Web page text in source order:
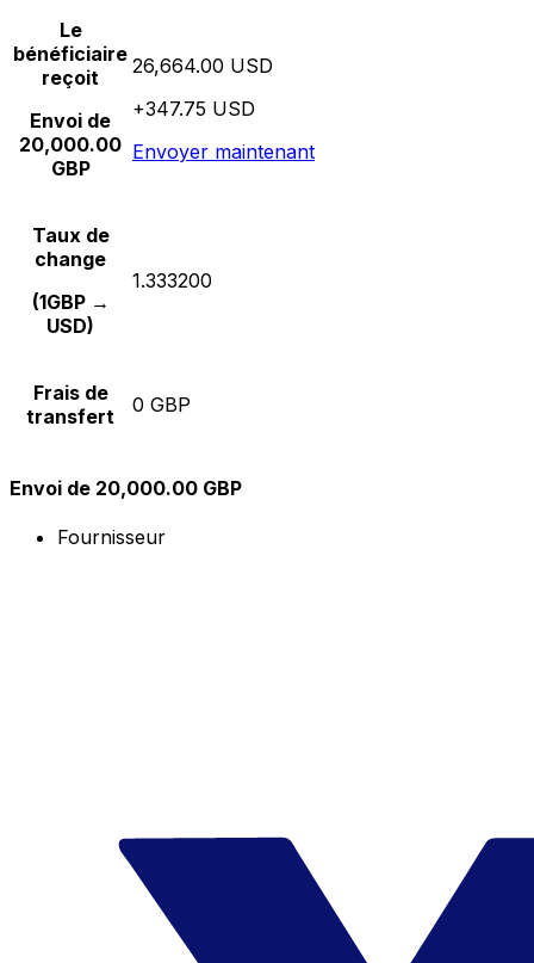
Le
bénéficiaire
reçoit
Envoi de
20,000.00
GBP
26,664.00 USD
+347.75 USD
Envoyer maintenant
Taux de
change
(1GBP →
USD)
1.333200
Frais de
transfert
0 GBP
Envoi de 20,000.00 GBP
Fournisseur